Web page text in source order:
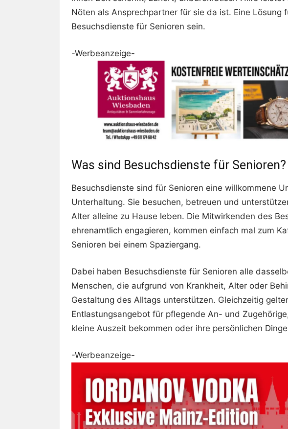
Nöten als Ansprechpartner für sie da ist. Eine Lösung
Besuchsdienste für Senioren sein.
-Werbeanzeige-
Was sind Besuchsdienste für Senioren?
Besuchsdienste sind für Senioren eine willkommene
Unterhaltung. Sie besuchen, betreuen und
Alter alleine zu Hause leben. Die Mitwirkenden des
ehrenamtlich engagieren, kommen einfach mal zum
Senioren bei einem Spaziergang.
Dabei haben Besuchsdienste für Senioren alle
Menschen, die aufgrund von Krankheit, Alter oder
Gestaltung des Alltags unterstützen. Gleichzeitig
Entlastungsangebot für pflegende An- und
kleine Auszeit bekommen oder ihre persönlichen
-Werbeanzeige-